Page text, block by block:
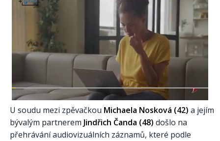
U soudu mezi zpěvačkou Michaela Nosková (42) a jejím
bývalým partnerem Jindřich Čanda (48) došlo na
přehrávání audiovizuálních záznamů, které podle